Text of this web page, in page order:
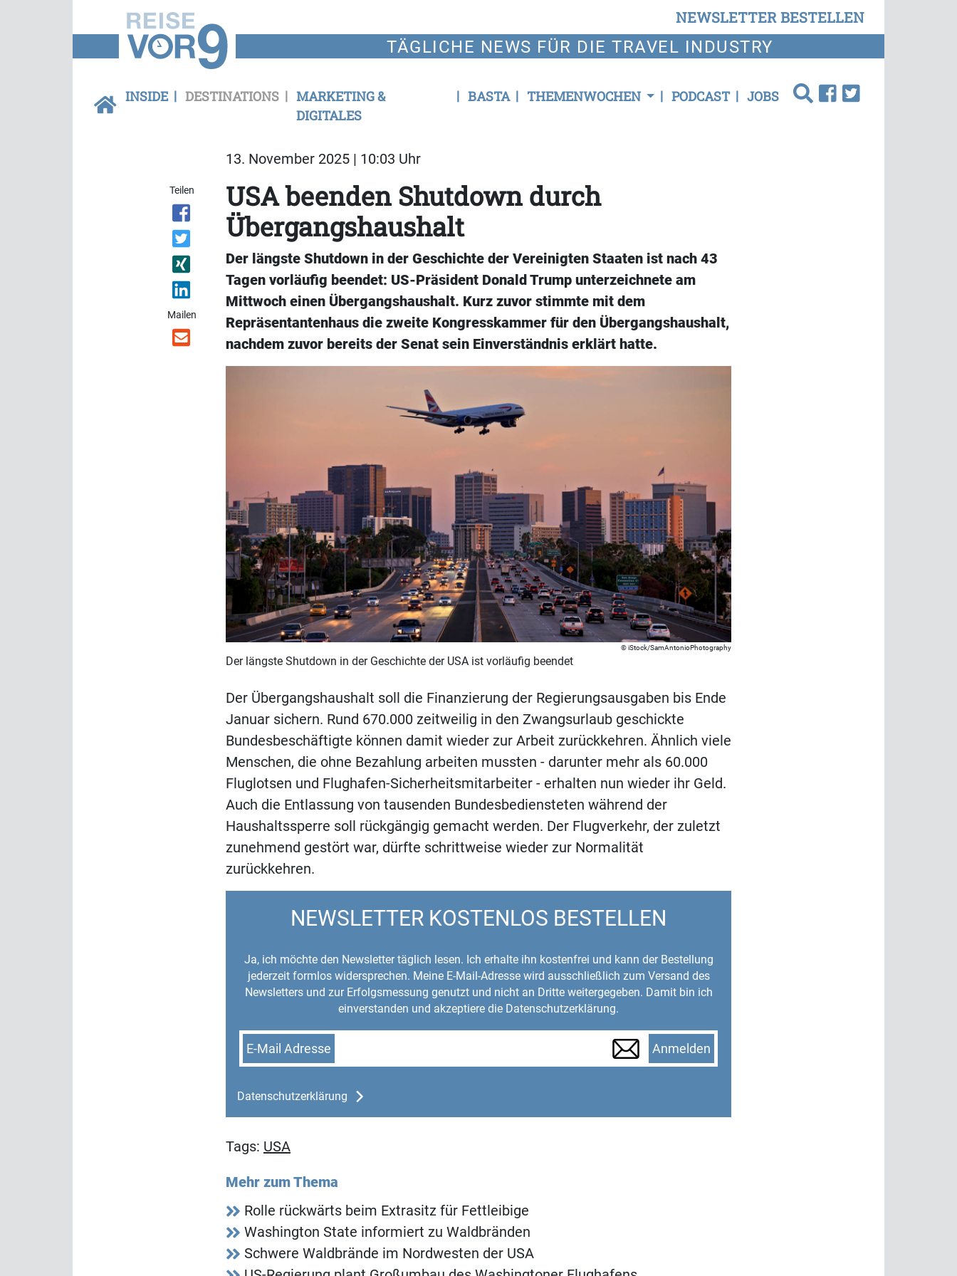
NEWSLETTER BESTELLEN
TÄGLICHE NEWS FÜR DIE TRAVEL INDUSTRY
INSIDE DESTINATIONS
MARKETING &
DIGITALES
BASTA THEMENWOCHEN PODCAST JOBS
13. November 2025 | 10:03 Uhr
Teilen
Mailen
USA beenden Shutdown durch
Übergangshaushalt
Der längste Shutdown in der Geschichte der Vereinigten Staaten ist nach 43
Tagen vorläufig beendet: US-Präsident Donald Trump unterzeichnete am
Mittwoch einen Übergangshaushalt. Kurz zuvor stimmte mit dem
Repräsentantenhaus die zweite Kongresskammer für den Übergangshaushalt,
nachdem zuvor bereits der Senat sein Einverständnis erklärt hatte.
iStock/SamAntonioPhotography
Der längste Shutdown in der Geschichte der USA ist vorläufig beendet
Der Übergangshaushalt soll die Finanzierung der Regierungsausgaben bis Ende
Januar sichern. Rund 670.000 zeitweilig in den Zwangsurlaub geschickte
Bundesbeschäftigte können damit wieder zur Arbeit zurückkehren. Ähnlich viele
Menschen, die ohne Bezahlung arbeiten mussten - darunter mehr als 60.000
Fluglotsen und Flughafen-Sicherheitsmitarbeiter - erhalten nun wieder ihr Geld.
Auch die Entlassung von tausenden Bundesbediensteten während der
Haushaltssperre soll rückgängig gemacht werden. Der Flugverkehr, der zuletzt
zunehmend gestört war, dürfte schrittweise wieder zur Normalität
zurückkehren.
NEWSLETTER KOSTENLOS BESTELLEN
Ja, ich möchte den Newsletter täglich lesen. Ich erhalte ihn kostenfrei und kann der Bestellung
jederzeit formlos widersprechen. Meine E-Mail-Adresse wird ausschließlich zum Versand des
Newsletters und zur Erfolgsmessung genutzt und nicht an Dritte weitergegeben. Damit bin ich
einverstanden und akzeptiere die Datenschutzerklärung.
E-Mail Adresse Anmelden
Datenschutzerklärung
Tags: USA
Mehr zum Thema
Rolle rückwärts beim Extrasitz für Fettleibige
Washington State informiert zu Waldbränden
Schwere Waldbrände im Nordwesten der USA